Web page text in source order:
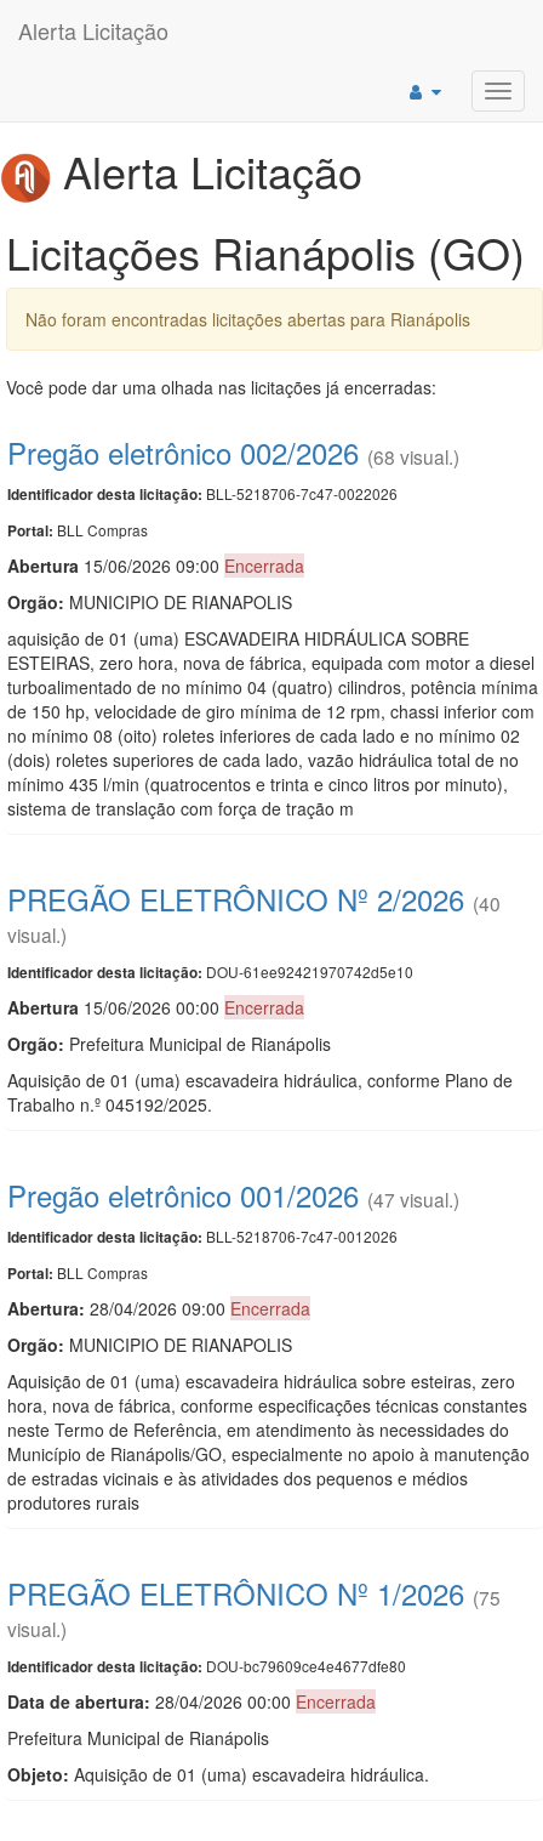
Alerta Licitação
Alerta Licitação
Licitações Rianápolis (GO)
Não foram encontradas licitações abertas para Rianápolis
Você pode dar uma olhada nas licitações já encerradas:
Pregão eletrônico 002/2026 (68 visual.)
Identificador desta licitação: BLL-5218706-7c47-0022026
Portal: BLL Compras
Abertura 15/06/2026 09:00 Encerrada
Orgão: MUNICIPIO DE RIANAPOLIS
aquisição de 01 (uma) ESCAVADEIRA HIDRÁULICA SOBRE
ESTEIRAS, zero hora, nova de fábrica, equipada com motor a diesel
turboalimentado de no mínimo 04 (quatro) cilindros, potência mínima
de 150 hp, velocidade de giro mínima de 12 rpm, chassi inferior com
no mínimo 08 (oito) roletes inferiores de cada lado e no mínimo 02
(dois) roletes superiores de cada lado, vazão hidráulica total de no
mínimo 435 l/min (quatrocentos e trinta e cinco litros por minuto),
sistema de translação com força de tração m
PREGÃO ELETRÔNICO Nº 2/2026 (40
visual.)
Identificador desta licitação: DOU-61ee92421970742d5e10
Abertura 15/06/2026 00:00 Encerrada
Orgão: Prefeitura Municipal de Rianápolis
Aquisição de 01 (uma) escavadeira hidráulica, conforme Plano de
Trabalho n.º 045192/2025.
Pregão eletrônico 001/2026 (47 visual.)
Identificador desta licitação: BLL-5218706-7c47-0012026
Portal: BLL Compras
Abertura: 28/04/2026 09:00 Encerrada
Orgão: MUNICIPIO DE RIANAPOLIS
Aquisição de 01 (uma) escavadeira hidráulica sobre esteiras, zero
hora, nova de fábrica, conforme especificações técnicas constantes
neste Termo de Referência, em atendimento às necessidades do
Município de Rianápolis/GO, especialmente no apoio à manutenção
de estradas vicinais e às atividades dos pequenos e médios
produtores rurais
PREGÃO ELETRÔNICO Nº 1/2026 (75
visual.)
Identificador desta licitação: DOU-bc79609ce4e4677dfe80
Data de abertura: 28/04/2026 00:00 Encerrada
Prefeitura Municipal de Rianápolis
Objeto: Aquisição de 01 (uma) escavadeira hidráulica.